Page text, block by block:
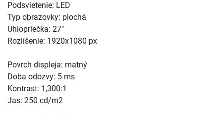
Podsvietenie: LED
Typ obrazovky: plochá
Uhlopriečka: 27"
Rozlíšenie: 1920x1080 px
Povrch displeja: matný
Doba odozvy: 5 ms
Kontrast: 1,300:1
Jas: 250 cd/m2